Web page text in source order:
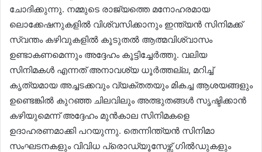
ചോദിക്കുന്നു. നമ്മുടെ രാജ്യത്തെ മനോഹരമായ
ലൊക്കേഷനുകളിൽ വിശ്വസിക്കാനും ഇന്ത്യൻ സിനിമക്ക്
സ്വന്തം കഴിവുകളിൽ കൂടുതൽ ആത്മവിശ്വാസം
ഉണ്ടാകണമെന്നും അദ്ദേഹം കൂട്ടിച്ചേർത്തു. വലിയ
സിനിമകൾ എന്നത് അനാവശ്യ ധൂർത്തല്ല, മറിച്ച്
കൃത്യമായ അച്ചടക്കവും വ്യക്തതയും മികച്ച ആശയങ്ങളും
ഉണ്ടെങ്കിൽ കുറഞ്ഞ ചിലവിലും അത്ഭുതങ്ങൾ സൃഷ്ടിക്കാൻ
കഴിയുമെന്ന് അദ്ദേഹം മുൻകാല സിനിമകളെ
ഉദാഹരണമാക്കി പറയുന്നു. തെന്നിന്ത്യൻ സിനിമാ
സംഘടനകളും വിവിധ പ്രൊഡ്യൂസേഴ്സ് ഗിൽഡുകളും